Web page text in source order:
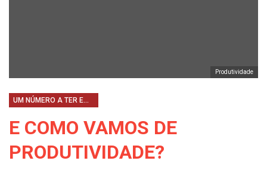
Produtividade
UM NÚMERO A TER EM CONTA
E COMO VAMOS DE
PRODUTIVIDADE?